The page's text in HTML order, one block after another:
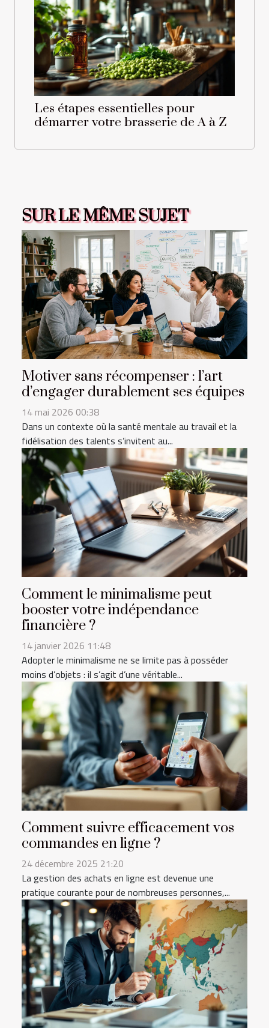
Les étapes essentielles pour
démarrer votre brasserie de A à Z
SUR LE MÊME SUJET
Motiver sans récompenser : l’art
d’engager durablement ses équipes
14 mai 2026 00:38
Dans un contexte où la santé mentale au travail et la
fidélisation des talents s’invitent au...
Comment le minimalisme peut
booster votre indépendance
financière ?
14 janvier 2026 11:48
Adopter le minimalisme ne se limite pas à posséder
moins d’objets : il s’agit d’une véritable...
Comment suivre efficacement vos
commandes en ligne ?
24 décembre 2025 21:20
La gestion des achats en ligne est devenue une
pratique courante pour de nombreuses personnes,...